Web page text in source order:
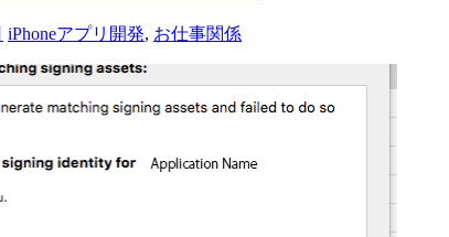
iPhoneアプリ開発, お仕事関係